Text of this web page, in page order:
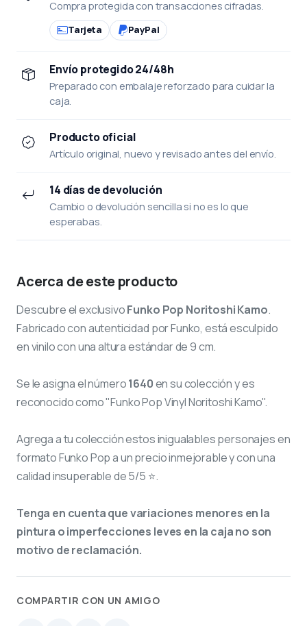
Compra protegida con transacciones cifradas.
Tarjeta PayPal
Envío protegido 24/48h
Preparado con embalaje reforzado para cuidar la
caja.
Producto oficial
Artículo original, nuevo y revisado antes del envío.
14 días de devolución
Cambio o devolución sencilla si no es lo que
esperabas.
Acerca de este producto
Descubre el exclusivoFunko Pop Noritoshi Kamo.
Fabricado con autenticidad por Funko, está esculpido
en vinilo con una altura estándar de 9 cm.
Se le asigna el número1640en su colección y es
reconocido como "Funko Pop Vinyl Noritoshi Kamo".
Agrega a tu colección estos inigualables personajes en
formato Funko Pop a un precio inmejorable y con una
calidad insuperable de 5/5 ⭐.
Tenga en cuenta que variaciones menores en la
pintura o imperfecciones leves en la caja no son
motivo de reclamación.
COMPARTIR CON UN AMIGO